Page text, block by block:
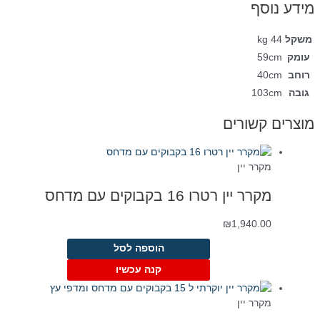
מידע נוסף
משקל 44 kg
עומק 59cm
רוחב 40cm
גובה
103cm
מוצרים קשורים
מקרר יין
מקרר יין רטרו 16 בקבוקים עם מדחס
₪1,940.00
הוספה לסל
קנה עכשיו
מקרר יין